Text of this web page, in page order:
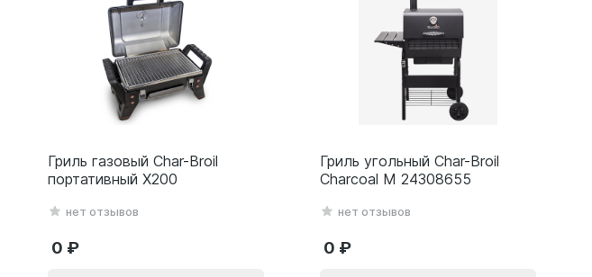
Гриль газовый Char-Broil
портативный X200
нет отзывов
0
Гриль угольный Char-Broil
Charcoal M 24308655
нет отзывов
0